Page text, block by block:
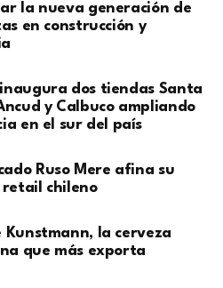
la nueva generación de
en construcción y
inaugura dos tiendas Santa
y Calbuco ampliando
en el sur del país
Ruso Mere afina su
retail chileno
Kunstmann, la cerveza
que más exporta